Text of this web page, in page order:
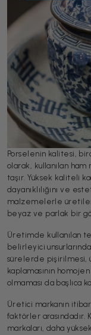
Porselenin kalitesi,
olarak, kullanılan
taşır. Yüksek kaliteli
dayanıklılığını ve
malzemelerle
beyaz ve parlak bir
Üretimde kullanılan
belirleyici
sürelerde pişirilmesi,
kaplamasının
olmaması da başlıca
Üretici markanın
faktörler arasındadır.
markaları, daha